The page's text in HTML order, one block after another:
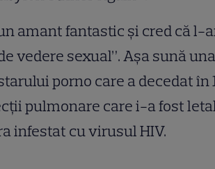
amant fantastic şi cred că l-
vedere sexual”. Aşa sună una
porno care a decedat în
pulmonare care i-a fost
infestat cu virusul HIV.